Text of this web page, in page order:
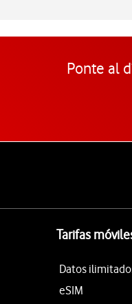
Ponte al
Vodafone
Tarifas
Datos
eSIM